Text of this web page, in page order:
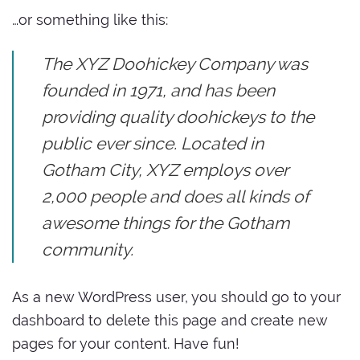
…or something like this:
The XYZ Doohickey Company was
founded in 1971, and has been
providing quality doohickeys to the
public ever since. Located in
Gotham City, XYZ employs over
2,000 people and does all kinds of
awesome things for the Gotham
community.
As a new WordPress user, you should go to your
dashboard to delete this page and create new
pages for your content. Have fun!